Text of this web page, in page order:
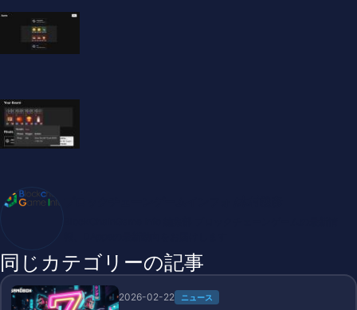
同じカテゴリーの記事
2026-02-22 ニュース